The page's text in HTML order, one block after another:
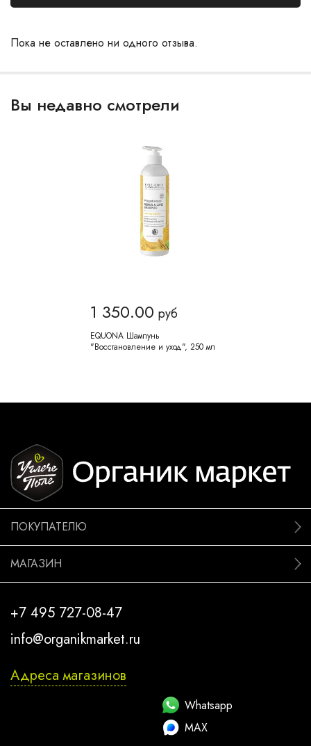
Пока не оставлено ни одного отзыва.
Вы недавно смотрели
1 350.00 руб
EQUONA Шампунь
"Восстановление и уход", 250 мл
ПОКУПАТЕЛЮ
МАГАЗИН
+7 495 727-08-47
info@organikmarket.ru
Адреса магазинов
Whatsapp
MAX